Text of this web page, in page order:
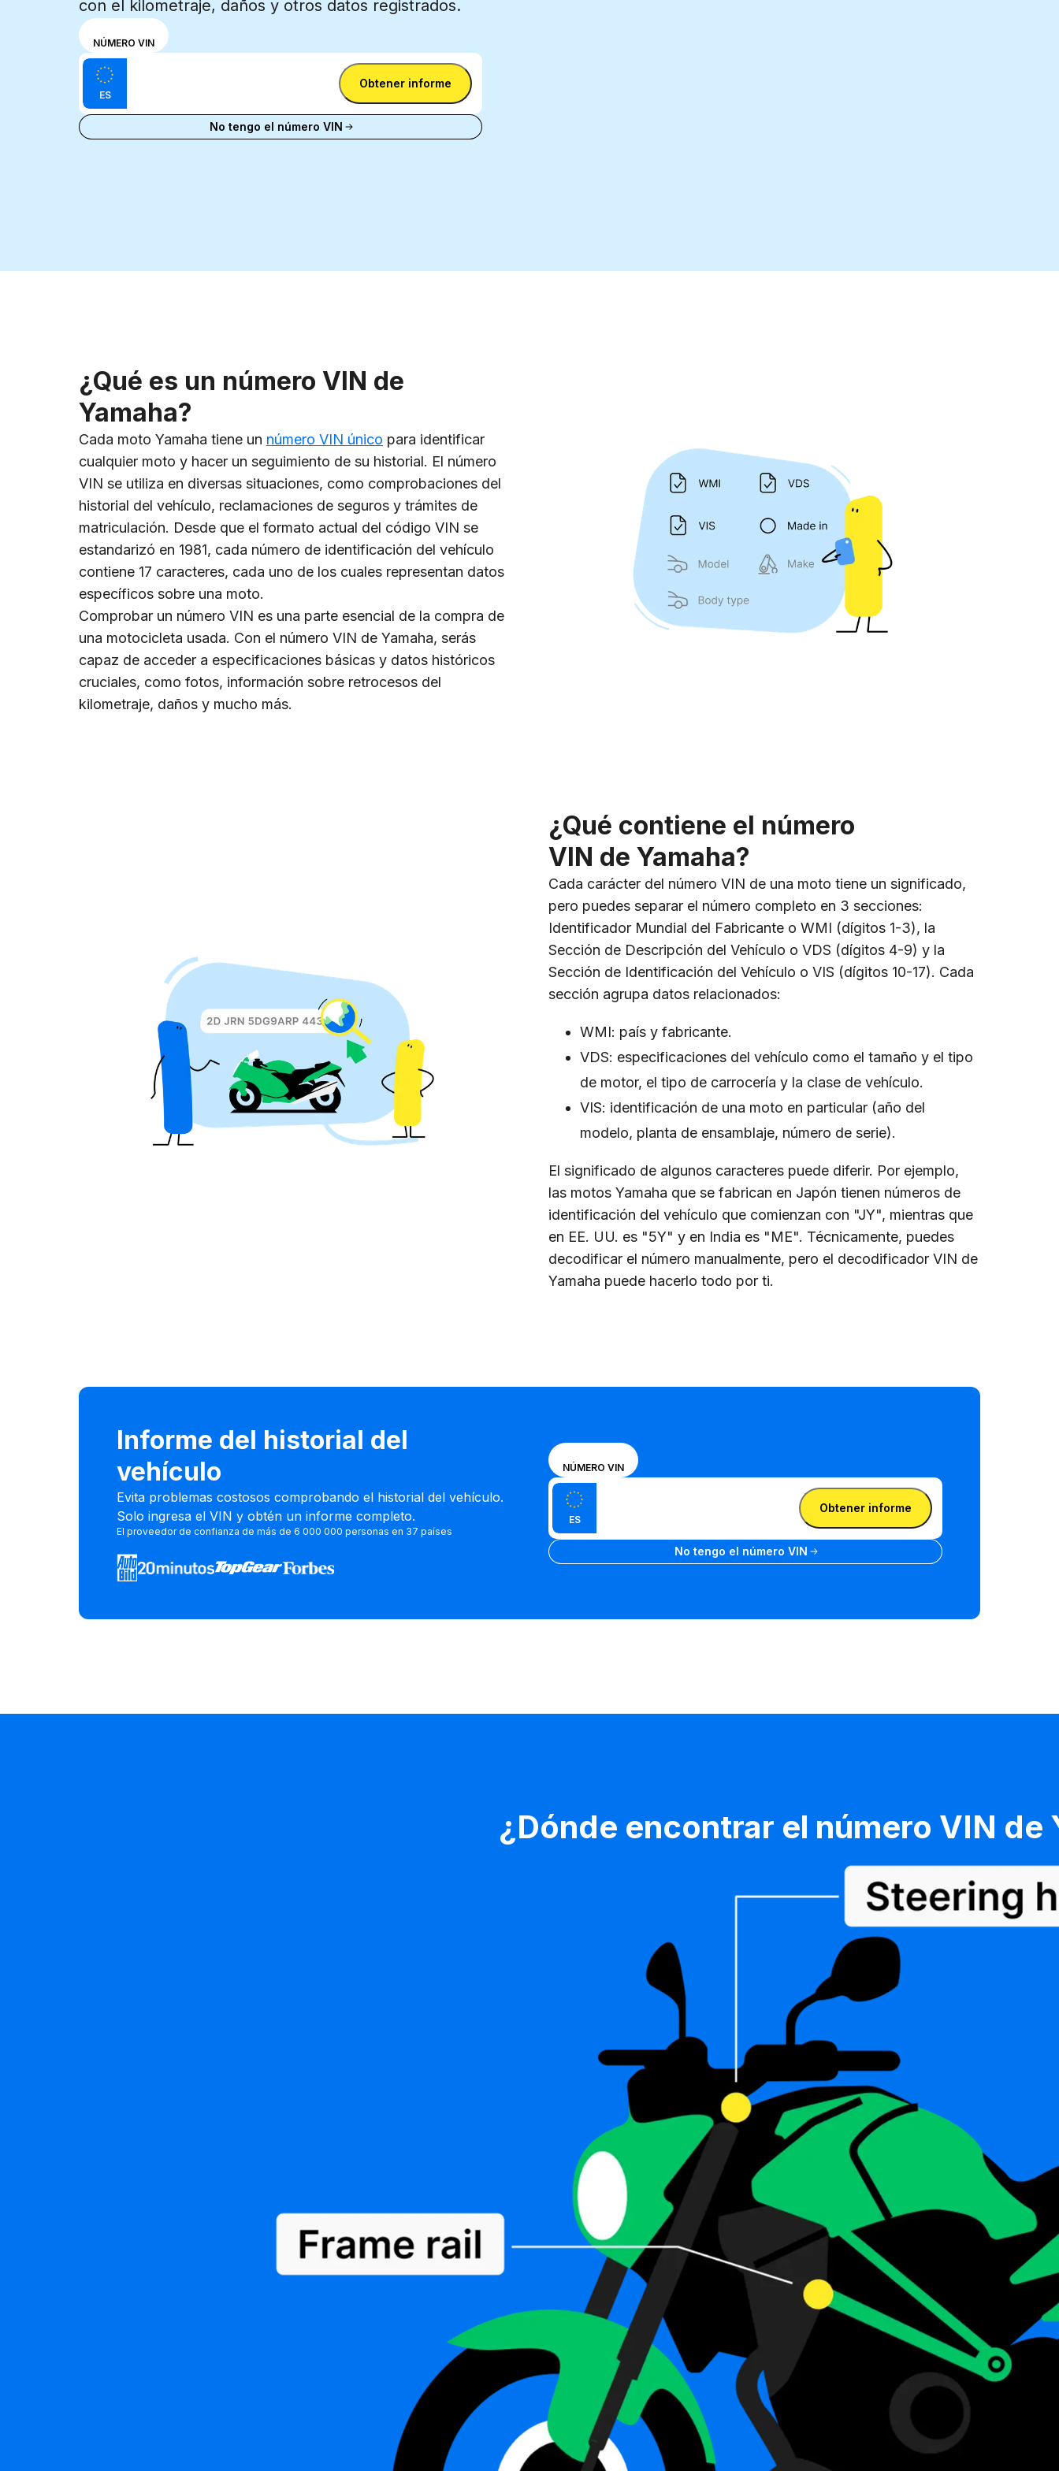
con el kilometraje, daños y otros datos registrados.
Elige un
modo de
entrada
entre el
VIN y la
matrícula
NÚMERO VIN
Introduce el VIN
ES
Introduca matrícula
Obtener informe
No tengo el número VIN
¿Qué es un número VIN de
Yamaha?
Cada moto Yamaha tiene un número VIN único para identificar
cualquier moto y hacer un seguimiento de su historial. El número
VIN se utiliza en diversas situaciones, como comprobaciones del
historial del vehículo, reclamaciones de seguros y trámites de
matriculación. Desde que el formato actual del código VIN se
estandarizó en 1981, cada número de identificación del vehículo
contiene 17 caracteres, cada uno de los cuales representan datos
específicos sobre una moto.
Comprobar un número VIN es una parte esencial de la compra de
una motocicleta usada. Con el número VIN de Yamaha, serás
capaz de acceder a especificaciones básicas y datos históricos
cruciales, como fotos, información sobre retrocesos del
kilometraje, daños y mucho más.
¿Qué contiene el número
VIN de Yamaha?
Cada carácter del número VIN de una moto tiene un significado,
pero puedes separar el número completo en 3 secciones:
Identificador Mundial del Fabricante o WMI (dígitos 1-3), la
Sección de Descripción del Vehículo o VDS (dígitos 4-9) y la
Sección de Identificación del Vehículo o VIS (dígitos 10-17). Cada
sección agrupa datos relacionados:
WMI: país y fabricante.
VDS: especificaciones del vehículo como el tamaño y el tipo
de motor, el tipo de carrocería y la clase de vehículo.
VIS: identificación de una moto en particular (año del
modelo, planta de ensamblaje, número de serie).
El significado de algunos caracteres puede diferir. Por ejemplo,
las motos Yamaha que se fabrican en Japón tienen números de
identificación del vehículo que comienzan con "JY", mientras que
en EE. UU. es "5Y" y en India es "ME". Técnicamente, puedes
decodificar el número manualmente, pero el decodificador VIN de
Yamaha puede hacerlo todo por ti.
Informe del historial del
vehículo
Evita problemas costosos comprobando el historial del vehículo.
Solo ingresa el VIN y obtén un informe completo.
El proveedor de confianza de más de 6 000 000 personas en 37 países
Elige un
modo de
entrada
entre el
VIN y la
matrícula
NÚMERO VIN
Introduce el VIN
ES
Introduca matrícula
Obtener informe
No tengo el número VIN
¿Dónde encontrar el número VIN de